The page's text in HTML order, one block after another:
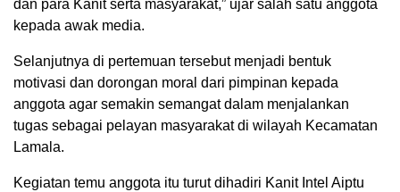
dan para Kanit serta masyarakat,” ujar salah satu anggota
kepada awak media.
Selanjutnya di pertemuan tersebut menjadi bentuk
motivasi dan dorongan moral dari pimpinan kepada
anggota agar semakin semangat dalam menjalankan
tugas sebagai pelayan masyarakat di wilayah Kecamatan
Lamala.
Kegiatan temu anggota itu turut dihadiri Kanit Intel Aiptu